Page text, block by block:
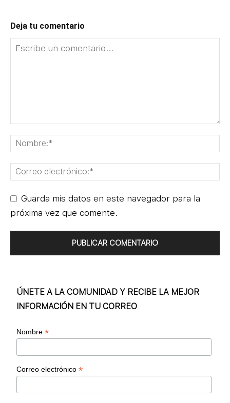
Deja tu comentario
Guarda mis datos en este navegador para la
próxima vez que comente.
ÚNETE A LA COMUNIDAD Y RECIBE LA MEJOR
INFORMACIÓN EN TU CORREO
Nombre*
Correo electrónico*